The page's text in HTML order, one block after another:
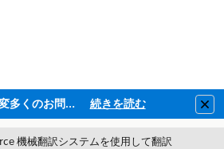
ただいま大変多くのお問い合わせをいただいており、ご連絡までにお時間を頂戴しております 続きを読む
機械翻訳システムを使用して翻訳